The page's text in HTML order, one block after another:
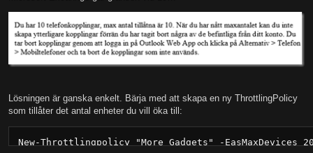
Lösningen är ganska enkelt. Bärja med att skapa en ny ThrottlingPolicy
som tillåter det antal enheter du vill öka till:
New-Throttlingpolicy "More Gadgets" -EasMaxDevices